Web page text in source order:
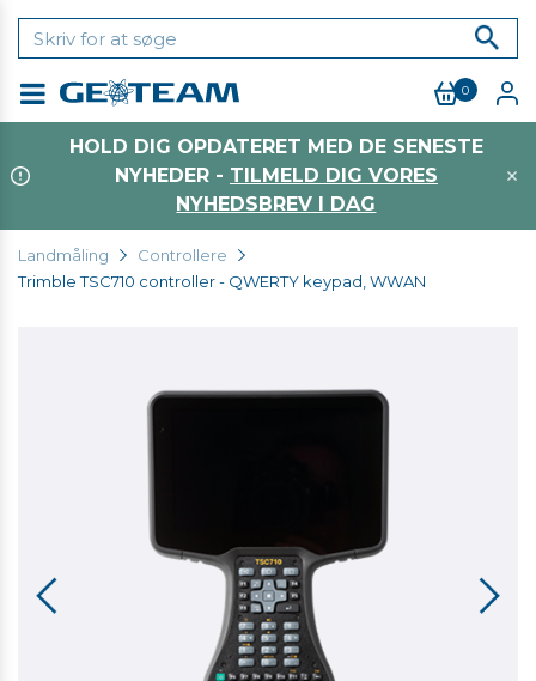
0
HOLD DIG OPDATERET MED DE SENESTE
NYHEDER - TILMELD DIG VORES
NYHEDSBREV I DAG
Landmåling
Controllere
Trimble TSC710 controller - QWERTY keypad, WWAN